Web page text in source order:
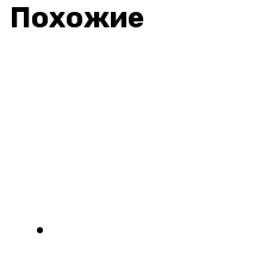
Похожие